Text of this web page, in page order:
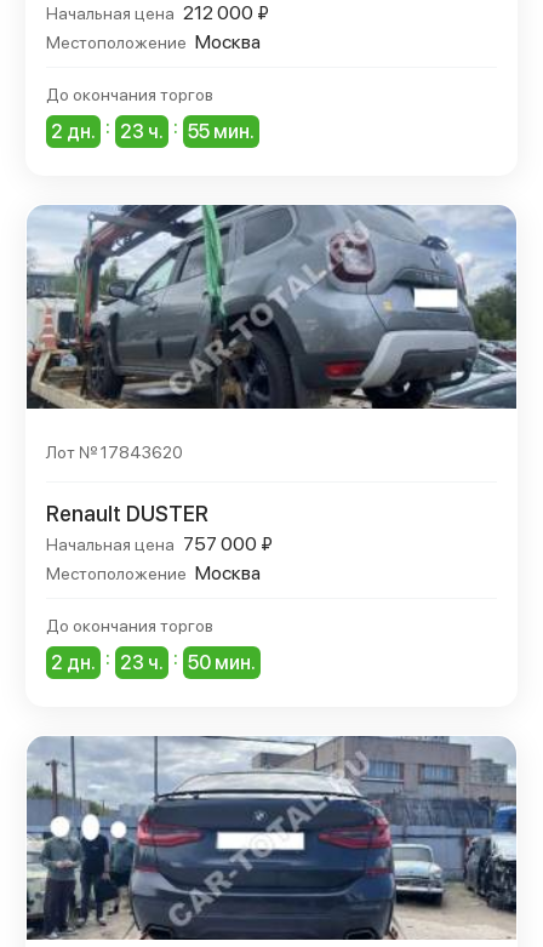
Начальная цена 212 000 ₽
Местоположение Москва
До окончания торгов
2 дн. : 23 ч. : 55 мин.
Лот № 17843620
Renault DUSTER
Начальная цена 757 000 ₽
Местоположение Москва
До окончания торгов
2 дн. : 23 ч. : 50 мин.